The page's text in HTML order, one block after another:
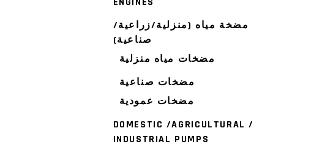
مضخة مياه (منزلية/زراعية/
صناعية)
مضخات مياه منزلية
مضخات صناعية
مضخات عمودية
DOMESTIC /AGRICULTURAL /
INDUSTRIAL PUMPS